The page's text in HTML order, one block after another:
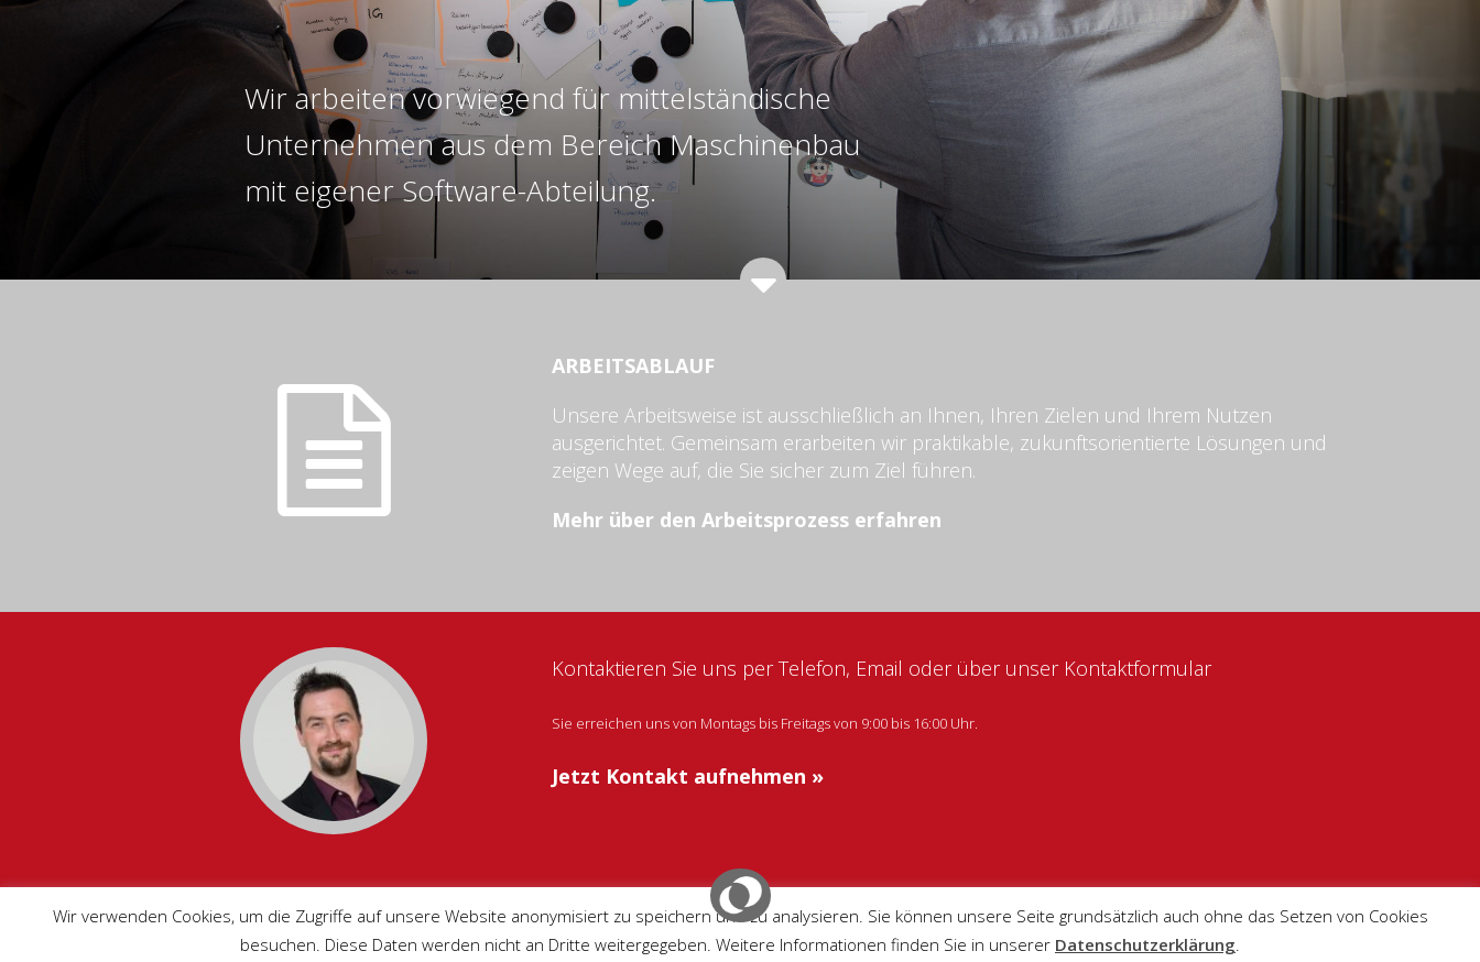
Wir arbeiten vorwiegend für mittelständische
Unternehmen aus dem Bereich Maschinenbau
mit eigener Software-Abteilung.
ARBEITSABLAUF
Unsere Arbeitsweise ist ausschließlich an Ihnen, Ihren Zielen und Ihrem Nutzen
ausgerichtet. Gemeinsam erarbeiten wir praktikable, zukunftsorientierte Lösungen und
zeigen Wege auf, die Sie sicher zum Ziel führen.
Mehr über den Arbeitsprozess erfahren
Kontaktieren Sie uns per Telefon, Email oder über unser Kontaktformular
Sie erreichen uns von Montags bis Freitags von 9:00 bis 16:00 Uhr.
Jetzt Kontakt aufnehmen »
Impressum/Disclaimer Datenschutzerklärung Service Stellenangebote
Wir verwenden Cookies, um die Zugriffe auf unsere Website anonymisiert zu speichern und zu analysieren. Sie können unsere Seite grundsätzlich auch ohne das Setzen von Cookies
besuchen. Diese Daten werden nicht an Dritte weitergegeben. Weitere Informationen finden Sie in unserer Datenschutzerklärung.